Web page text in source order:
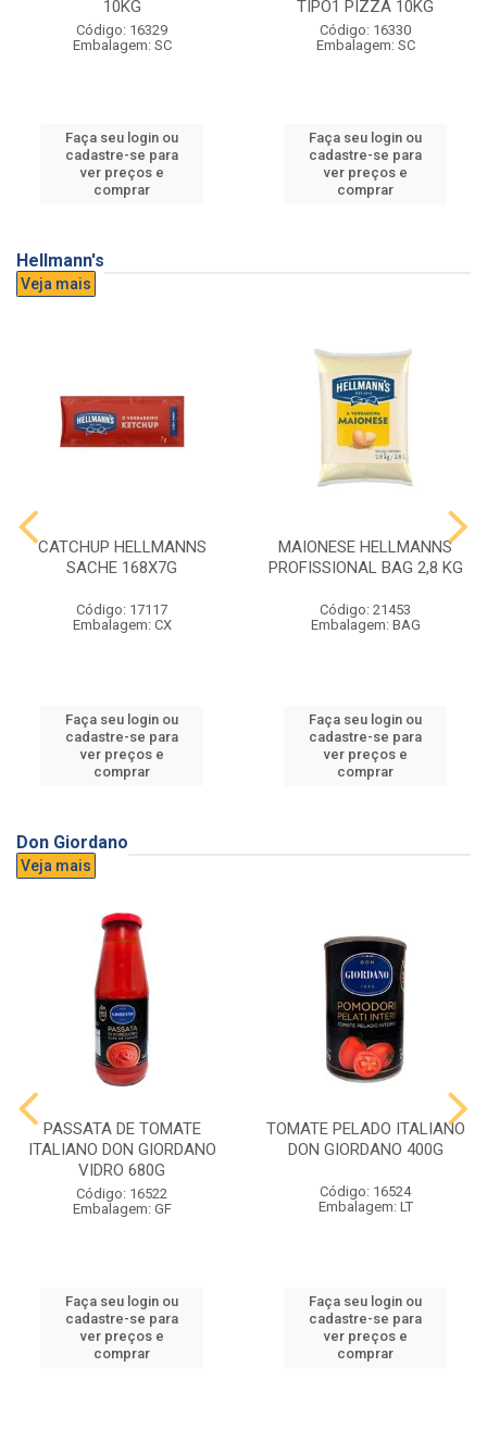
10KG
Código: 16329
Embalagem: SC
Faça seu login ou
cadastre-se para
ver preços e
comprar
TIPO1 PIZZA 10KG
Código: 16330
Embalagem: SC
Faça seu login ou
cadastre-se para
ver preços e
comprar
Hellmann's
Veja mais
CATCHUP HELLMANNS
SACHE 168X7G
Código: 17117
Embalagem: CX
Faça seu login ou
cadastre-se para
ver preços e
comprar
MAIONESE HELLMANNS
PROFISSIONAL BAG 2,8 KG
Código: 21453
Embalagem: BAG
Faça seu login ou
cadastre-se para
ver preços e
comprar
Don Giordano
Veja mais
PASSATA DE TOMATE
ITALIANO DON GIORDANO
VIDRO 680G
Código: 16522
Embalagem: GF
Faça seu login ou
cadastre-se para
ver preços e
comprar
TOMATE PELADO ITALIANO
DON GIORDANO 400G
Código: 16524
Embalagem: LT
Faça seu login ou
cadastre-se para
ver preços e
comprar